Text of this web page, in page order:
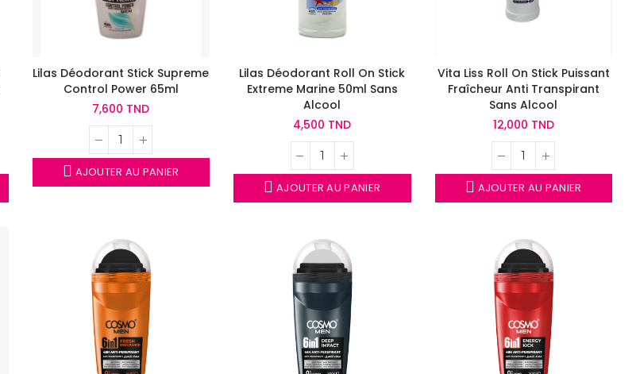
Lilas Déodorant Stick Supreme
Control Power 65ml
7,600 TND
AJOUTER AU PANIER
Lilas Déodorant Roll On Stick
Extreme Marine 50ml Sans
Alcool
4,500 TND
AJOUTER AU PANIER
Vita Liss Roll On Stick Puissant
Fraîcheur Anti Transpirant
Sans Alcool
12,000 TND
AJOUTER AU PANIER